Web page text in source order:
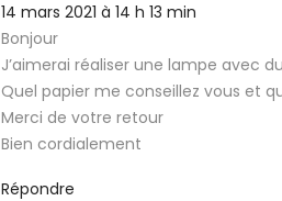
14 mars 2021 à 14 h 13 min
Bonjour
J’aimerai réaliser une lampe avec
Quel papier me conseillez vous et
Merci de votre retour
Bien cordialement
Répondre